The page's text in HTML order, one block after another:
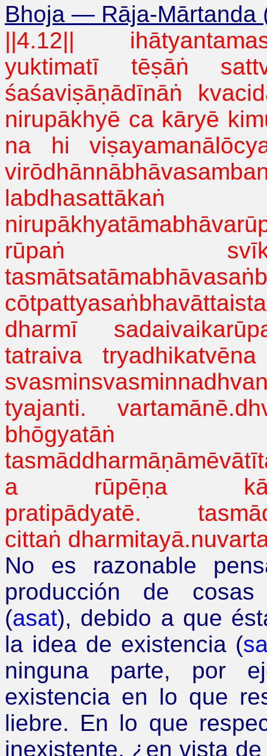
Bhoja — Rāja-Mārtanda
||4.12||
yuktimatī tēṣāṅ
śaśaviṣāṇādīnāṅ
nirupākhyē ca kāryē
na hi
labdhasattākaṅ
rūpaṅ
dharmī
tatraiva
tryadhikatvēna
tyajanti.
bhōgyatāṅ
a
rūpēṇa
pratipādyatē.
cittaṅ
No es razonable
producción de cosas
(asat), debido a que
la idea de existencia (
ninguna parte, por
existencia en lo que
liebre. En lo que
inexistente, ¿ en vista